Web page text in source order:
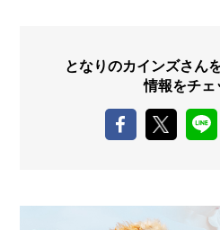
となりのカインズさん
情報をチェ